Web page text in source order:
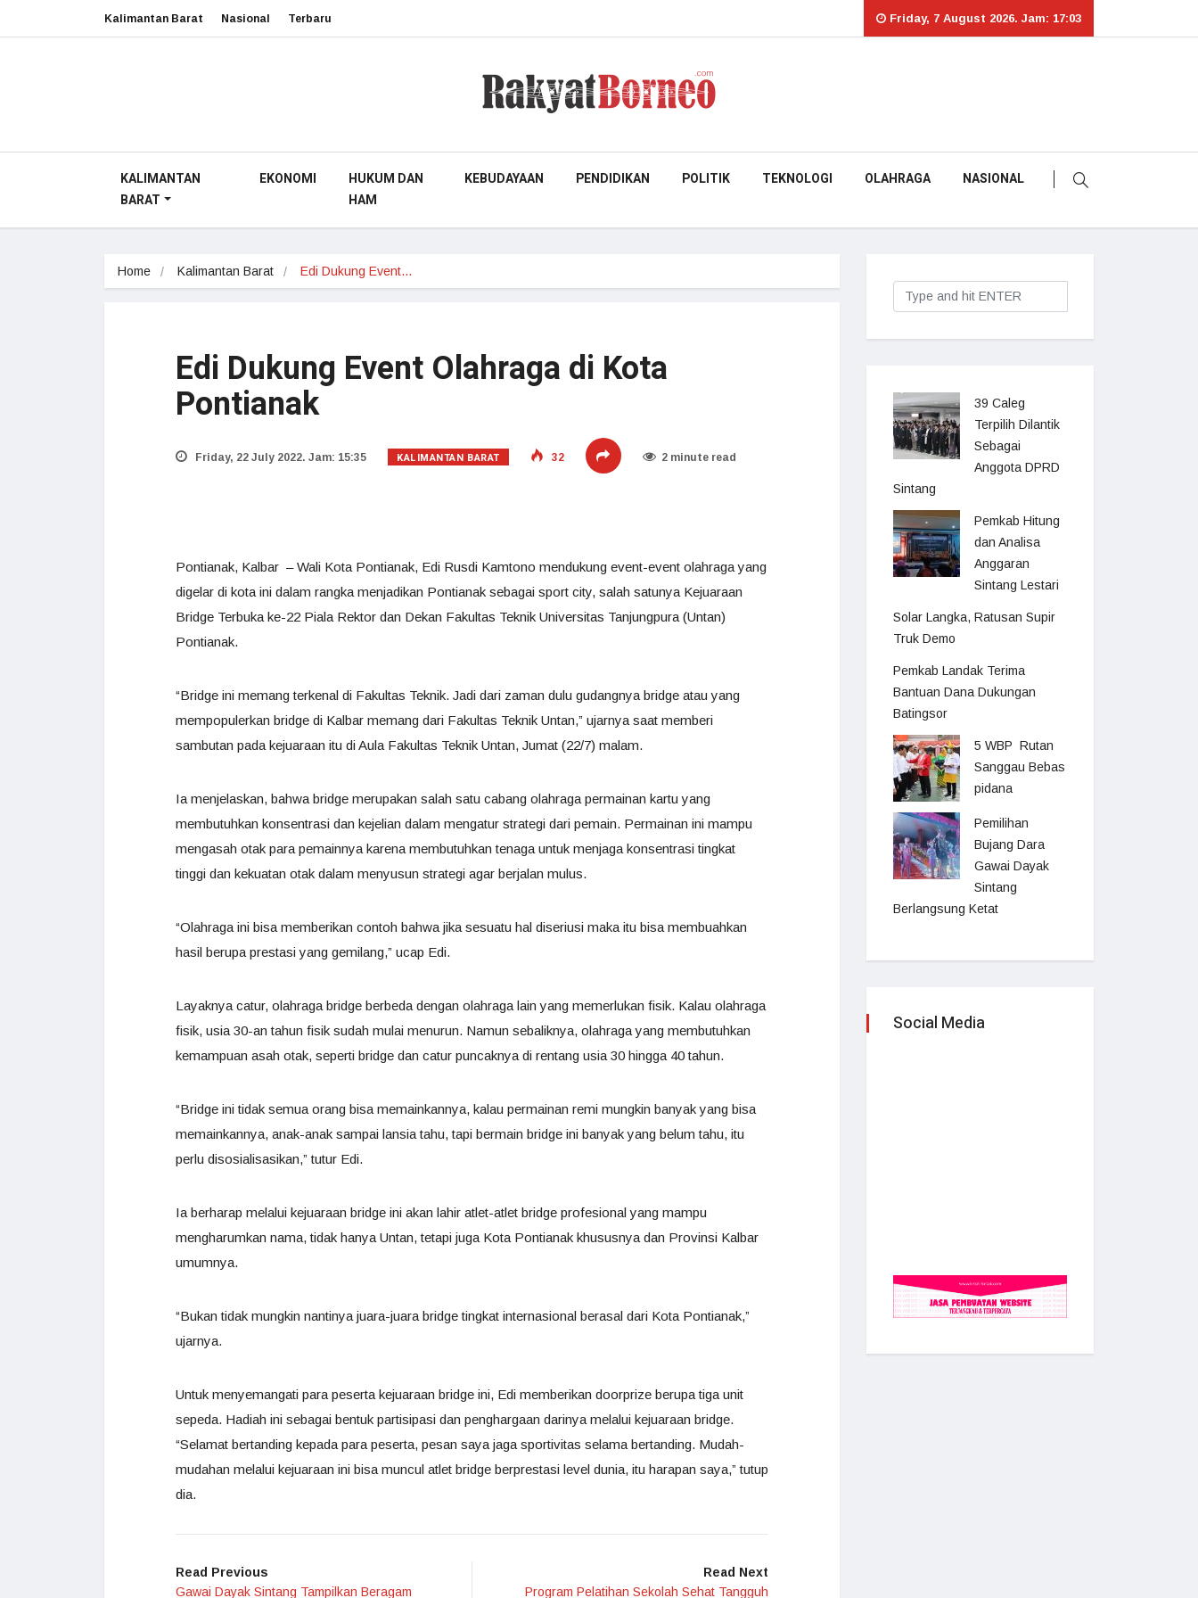
Kalimantan Barat Nasional Terbaru Friday, 7 August 2026. Jam: 17:03
KALIMANTAN
BARAT
EKONOMI
HUKUM DAN
HAM
KEBUDAYAAN PENDIDIKAN POLITIK TEKNOLOGI OLAHRAGA NASIONAL
Home Kalimantan Barat Edi Dukung Event…
Edi Dukung Event Olahraga di Kota
Pontianak
Friday, 22 July 2022. Jam: 15:35 KALIMANTAN BARAT 32 2 minute read
Pontianak, Kalbar – Wali Kota Pontianak, Edi Rusdi Kamtono mendukung event-event olahraga yang
digelar di kota ini dalam rangka menjadikan Pontianak sebagai sport city, salah satunya Kejuaraan
Bridge Terbuka ke-22 Piala Rektor dan Dekan Fakultas Teknik Universitas Tanjungpura (Untan)
Pontianak.
“Bridge ini memang terkenal di Fakultas Teknik. Jadi dari zaman dulu gudangnya bridge atau yang
mempopulerkan bridge di Kalbar memang dari Fakultas Teknik Untan,” ujarnya saat memberi
sambutan pada kejuaraan itu di Aula Fakultas Teknik Untan, Jumat (22/7) malam.
Ia menjelaskan, bahwa bridge merupakan salah satu cabang olahraga permainan kartu yang
membutuhkan konsentrasi dan kejelian dalam mengatur strategi dari pemain. Permainan ini mampu
mengasah otak para pemainnya karena membutuhkan tenaga untuk menjaga konsentrasi tingkat
tinggi dan kekuatan otak dalam menyusun strategi agar berjalan mulus.
“Olahraga ini bisa memberikan contoh bahwa jika sesuatu hal diseriusi maka itu bisa membuahkan
hasil berupa prestasi yang gemilang,” ucap Edi.
Layaknya catur, olahraga bridge berbeda dengan olahraga lain yang memerlukan fisik. Kalau olahraga
fisik, usia 30-an tahun fisik sudah mulai menurun. Namun sebaliknya, olahraga yang membutuhkan
kemampuan asah otak, seperti bridge dan catur puncaknya di rentang usia 30 hingga 40 tahun.
“Bridge ini tidak semua orang bisa memainkannya, kalau permainan remi mungkin banyak yang bisa
memainkannya, anak-anak sampai lansia tahu, tapi bermain bridge ini banyak yang belum tahu, itu
perlu disosialisasikan,” tutur Edi.
Ia berharap melalui kejuaraan bridge ini akan lahir atlet-atlet bridge profesional yang mampu
mengharumkan nama, tidak hanya Untan, tetapi juga Kota Pontianak khususnya dan Provinsi Kalbar
umumnya.
“Bukan tidak mungkin nantinya juara-juara bridge tingkat internasional berasal dari Kota Pontianak,”
ujarnya.
Untuk menyemangati para peserta kejuaraan bridge ini, Edi memberikan doorprize berupa tiga unit
sepeda. Hadiah ini sebagai bentuk partisipasi dan penghargaan darinya melalui kejuaraan bridge.
“Selamat bertanding kepada para peserta, pesan saya jaga sportivitas selama bertanding. Mudah-
mudahan melalui kejuaraan ini bisa muncul atlet bridge berprestasi level dunia, itu harapan saya,” tutup
dia.
Read Previous
Gawai Dayak Sintang Tampilkan Beragam
Read Next
Program Pelatihan Sekolah Sehat Tangguh
39 Caleg
Terpilih Dilantik
Sebagai
Anggota DPRD
Sintang
Pemkab Hitung
dan Analisa
Anggaran
Sintang Lestari
Solar Langka, Ratusan Supir
Truk Demo
Pemkab Landak Terima
Bantuan Dana Dukungan
Batingsor
5 WBP Rutan
Sanggau Bebas
pidana
Pemilihan
Bujang Dara
Gawai Dayak
Sintang
Berlangsung Ketat
Social Media